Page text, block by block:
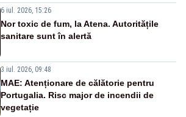
6 iul. 2026, 15:26
Nor toxic de fum, la Atena. Autoritățile
sanitare sunt în alertă
3 iul. 2026, 09:48
MAE: Atenționare de călătorie pentru
Portugalia. Risc major de incendii de
vegetație